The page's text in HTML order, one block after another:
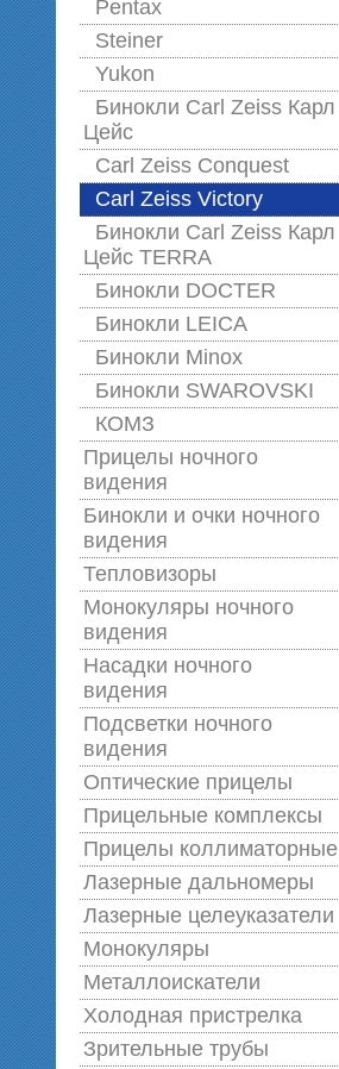
Pentax
Steiner
Yukon
Бинокли Carl Zeiss Карл
Цейс
Carl Zeiss Conquest
Carl Zeiss Victory
Бинокли Carl Zeiss Карл
Цейс TERRA
Бинокли DOCTER
Бинокли LEICA
Бинокли Minox
Бинокли SWAROVSKI
КОМЗ
Прицелы ночного
видения
Бинокли и очки ночного
видения
Тепловизоры
Монокуляры ночного
видения
Насадки ночного
видения
Подсветки ночного
видения
Оптические прицелы
Прицельные комплексы
Прицелы коллиматорные
Лазерные дальномеры
Лазерные целеуказатели
Монокуляры
Металлоискатели
Холодная пристрелка
Зрительные трубы